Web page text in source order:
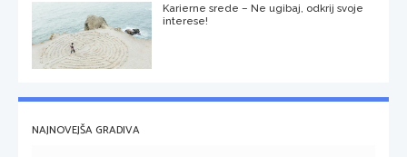
Karierne srede – Ne ugibaj, odkrij svoje
interese!
NAJNOVEJŠA GRADIVA